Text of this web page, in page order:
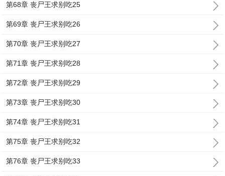
第68章 丧尸王求别吃25
第69章 丧尸王求别吃26
第70章 丧尸王求别吃27
第71章 丧尸王求别吃28
第72章 丧尸王求别吃29
第73章 丧尸王求别吃30
第74章 丧尸王求别吃31
第75章 丧尸王求别吃32
第76章 丧尸王求别吃33